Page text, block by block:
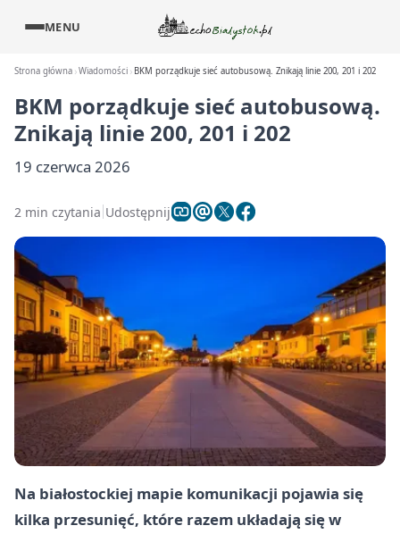
MENU
Strona główna Wiadomości BKM porządkuje sieć autobusową. Znikają linie 200, 201 i 202
BKM porządkuje sieć autobusową.
Znikają linie 200, 201 i 202
19 czerwca 2026
2 min czytania Udostępnij
Na białostockiej mapie komunikacji pojawia się
kilka przesunięć, które razem układają się w